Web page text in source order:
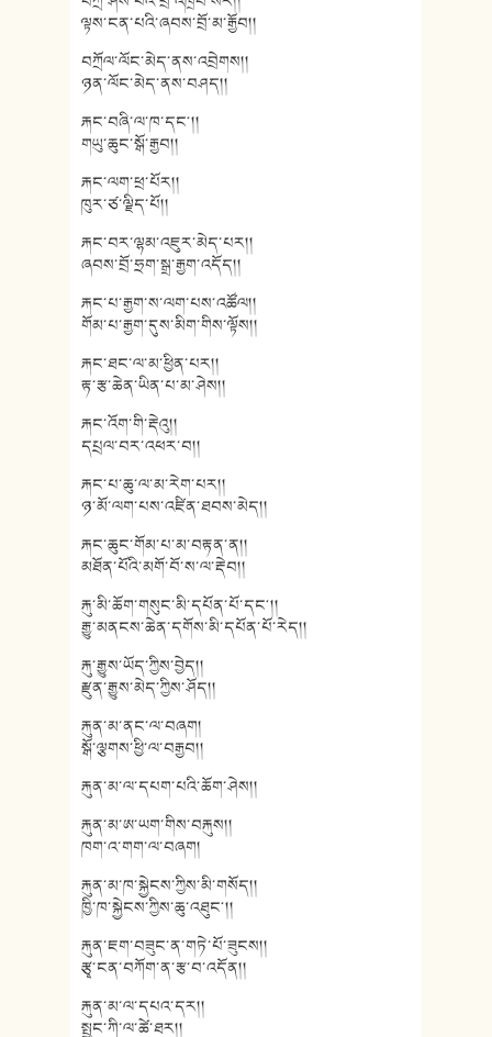
ལྟས་ངན་པའི་ཞབས་བྲོ་མ་རྒྱོབ།།
བཀྲོལ་ལོང་མེད་ནས་འབྲེགས།།
ཉན་ལོང་མེད་ནས་བཤད།།
རྐང་བཞི་ལ་ཁ་དང༌།།
གཡུ་ཆུང་སྒོ་རྒྱབ།།
རྐང་ལག་ཕྲ་པོར།།
ཁུར་ཙ་ལྗིད་པོ།།
རྐང་བར་ལྷམ་འཇུར་མེད་པར།།
ཞབས་བྲོ་ཧྲག་སྒྲ་རྒྱག་འདོད།།
རྐང་པ་རྒྱག་ས་ལག་པས་འཚོལ།།
གོམ་པ་རྒྱག་དུས་མིག་གིས་ལྟོས།།
རྐང་ཐང་ལ་མ་ཕྱིན་པར།།
རྟ་རྩ་ཆེན་ཡིན་པ་མ་ཤེས།།
རྐང་འོག་གི་རྡེའུ།།
དཔྲལ་བར་འཕར་བ།།
རྐང་པ་ཆུ་ལ་མ་རེག་པར།།
ཉ་མོ་ལག་པས་འཛིན་ཐབས་མེད།།
རྐང་ཆུང་གོམ་པ་མ་བརྟན་ན།།
མཐོན་པོའི་མགོ་བོ་ས་ལ་རྡེབ།།
རྐུ་མི་ཆོག་གསུང་མི་དཔོན་པོ་དང༌།།
རྒྱུ་མནངས་ཆེན་དགོས་མི་དཔོན་པོ་རེད།།
རྐུ་རྒྱུས་ཡོད་ཀྱིས་བྱེད།།
རྫུན་རྒྱུས་མེད་ཀྱིས་ཤོད།།
རྐུན་མ་ནང་ལ་བཞག།
སྒོ་ལྕགས་ཕྱི་ལ་བརྒྱབ།།
རྐུན་མ་ལ་དཔག་པའི་ཆོག་ཤེས།།
རྐུན་མ་ཨ་ཡག་གིས་བརྐུས།།
ཁག་འ་གག་ལ་བཞག།
རྐུན་མ་ཁ་སྐྱེངས་ཀྱིས་མི་གསོད།།
ཁྱི་ཁ་སྐྱེངས་ཀྱིས་ཆུ་འཐུང༌།།
རྐུན་ཇག་བཟུང་ན་གཏེ་པོ་ཟུངས།།
རྩྭ་ངན་བཀོག་ན་རྩ་བ་འདོན།།
རྐུན་མ་ལ་དཔའ་དར།།
སྤྱང་ཀི་ལ་ཚེ་ཐར།།